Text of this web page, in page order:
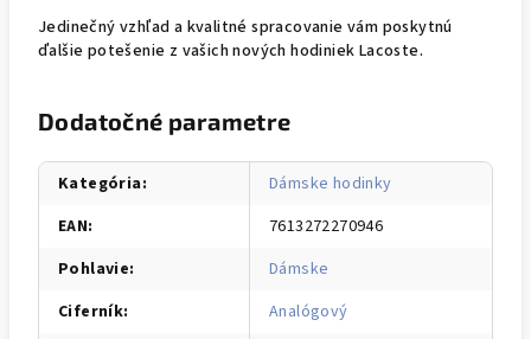
Jedinečný vzhľad a kvalitné spracovanie vám poskytnú
ďalšie potešenie z vašich nových hodiniek Lacoste.
Dodatočné parametre
Kategória:
Dámske hodinky
EAN:
7613272270946
Pohlavie:
Dámske
Ciferník: Analógový